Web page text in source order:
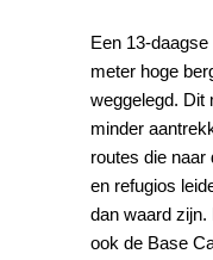
Een 13-
meter hoge
weggelegd. Dit
minder
routes die
en refugios
dan waard
ook de Base